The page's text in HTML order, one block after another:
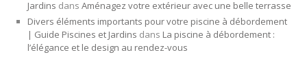
Jardins dans Aménagez votre extérieur avec une belle terrasse
Divers éléments importants pour votre piscine à débordement
| Guide Piscines et Jardins dans La piscine à débordement :
l’élégance et le design au rendez-vous